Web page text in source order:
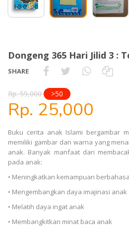
Dongeng 365 Hari Jilid 3 :
SHARE
Rp. 59,000 >50
Rp. 25,000
Buku cerita anak Islami bergambar
memiliki gambar dan warna yang
anak. Banyak manfaat dari
pada anak:
• Meningkatkan kemampuan
• Mengembangkan daya imajinasi anak
• Melatih daya ingat anak
• Membangkitkan minat baca anak